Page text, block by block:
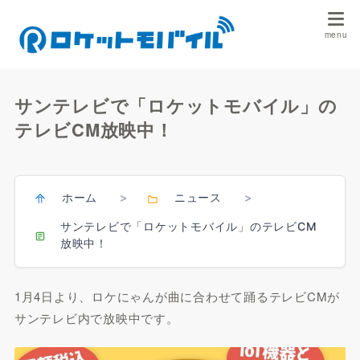
サンテレビで「ロケットモバイル」の
テレビCM放映中！
ホーム > ニュース >
サンテレビで「ロケットモバイル」のテレビCM
放映中！
1月4日より、ロケにゃんが曲に合わせて踊るテレビCMが
サンテレビ内で放映中です。